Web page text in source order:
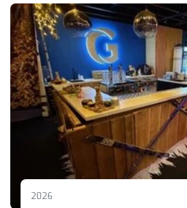
2026